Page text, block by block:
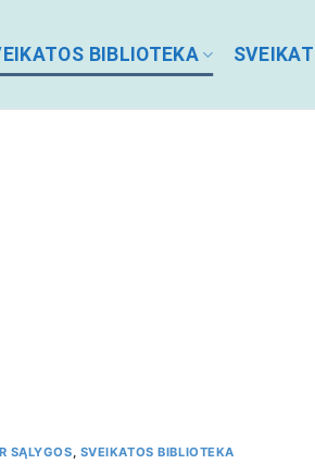
BIBLIOTEKA
SĄLYGOS, SVEIKATOS BIBLIOTEKA